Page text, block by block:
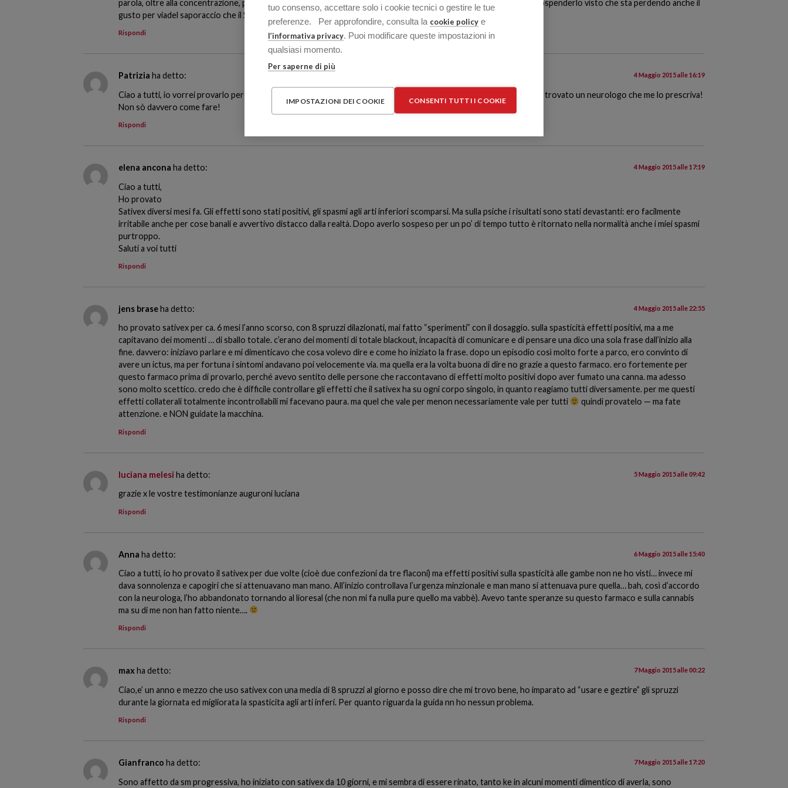
parola, oltre alla concentrazione, purtroppo. Ne fa 5/6 al giorno ma credo proprio che a questo punto sia meglio sospenderlo visto che sta perdendo anche il
gusto per viadel saporaccio che il Sativex ha!
Rispondi
Patrizia ha detto: 4 Maggio 2015 alle 16:19
Ciao a tutti, io vorrei provarlo perchè ho letto che ha un buon riscontro sull’incontinenza, il problema è che non ho trovato un neurologo che me lo prescriva!
Non sò davvero come fare!
Rispondi
elena ancona ha detto: 4 Maggio 2015 alle 17:19
Ciao a tutti,
Ho provato
Sativex diversi mesi fa. Gli effetti sono stati positivi, gli spasmi agli arti inferiori scomparsi. Ma sulla psiche i risultati sono stati devastanti: ero facilmente
irritabile anche per cose banali e avvertivo distacco dalla realtà. Dopo averlo sospeso per un po’ di tempo tutto è ritornato nella normalità anche i miei spasmi
purtroppo.
Saluti a voi tutti
Rispondi
jens braseha detto: 4 Maggio 2015 alle 22:55
ho provato sativex per ca. 6 mesi l’anno scorso, con 8 spruzzi dilazionati, mai fatto “sperimenti” con il dosaggio. sulla spasticità effetti positivi, ma a me
capitavano dei momenti … di sballo totale. c’erano dei momenti di totale blackout, incapacità di comunicare e di pensare una dico una sola frase dall’inizio alla
fine. davvero: iniziavo parlare e mi dimenticavo che cosa volevo dire e come ho iniziato la frase. dopo un episodio così molto forte a parco, ero convinto di
avere un ictus, ma per fortuna i sintomi andavano poi velocemente via. ma quella era la volta buona di dire no grazie a questo farmaco. ero fortemente per
questo farmaco prima di provarlo, perché avevo sentito delle persone che raccontavano di effetti molto positivi dopo aver fumato una canna. ma adesso
sono molto scettico. credo che è difficile controllare gli effetti che il sativex ha su ogni corpo singolo, in quanto reagiamo tutti diversamente. per me questi
effetti collaterali totalmente incontrollabili mi facevano paura. ma quel che vale per menon necessariamente vale per tutti
quindi provatelo — ma fate
attenzione. e NON guidate la macchina.
Rispondi
luciana melesi ha detto: 5 Maggio 2015 alle 09:42
grazie x le vostre testimonianze auguroni luciana
Rispondi
Anna ha detto: 6 Maggio 2015 alle 15:40
Ciao a tutti, io ho provato il sativex per due volte (cioè due confezioni da tre flaconi) ma effetti positivi sulla spasticità alle gambe non ne ho visti… invece mi
dava sonnolenza e capogiri che si attenuavano man mano. All’inizio controllava l’urgenza minzionale e man mano si attenuava pure quella… bah, così d’accordo
con la neurologa, l’ho abbandonato tornando al lioresal (che non mi fa nulla pure quello ma vabbè). Avevo tante speranze su questo farmaco e sulla cannabis
ma su di me non han fatto niente….
Rispondi
maxha detto: 7 Maggio 2015 alle 00:22
Ciao,e’ un anno e mezzo che uso sativex con una media di 8 spruzzi al giorno e posso dire che mi trovo bene, ho imparato ad “usare e geztire” gli spruzzi
durante la giornata ed migliorata la spasticita agli arti inferi. Per quanto riguarda la guida nn ho nessun problema.
Rispondi
Gianfranco ha detto: 7 Maggio 2015 alle 17:20
Sono affetto da sm progressiva, ho iniziato con sativex da 10 giorni, e mi sembra di essere rinato, tanto ke in alcuni momenti dimentico di averla, sono
tuo consenso, accettare solo i cookie tecnici o gestire le tue
preferenze. Per approfondire, consulta la cookie policy e
l’informativa privacy. Puoi modificare queste impostazioni in
qualsiasi momento.
Per saperne di più
IMPOSTAZIONI DEI COOKIE CONSENTI TUTTI I COOKIE